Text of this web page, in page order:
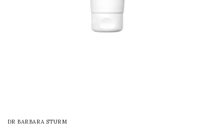
DR BARBARA STURM